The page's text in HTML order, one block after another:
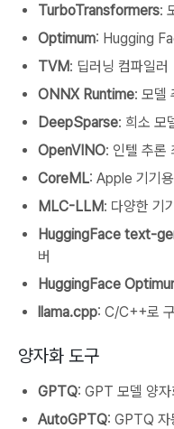
TurboTransformers:
Optimum: Hugging
TVM: 딥러닝 컴파일러
ONNX Runtime: 모델
DeepSparse: 희소 모
OpenVINO: 인텔 추론
CoreML: Apple 기기
MLC-LLM: 다양한 기
HuggingFace text-
버
HuggingFace
llama.cpp: C/C++로
양자화 도구
GPTQ: GPT 모델 양자
AutoGPTQ: GPTQ 자